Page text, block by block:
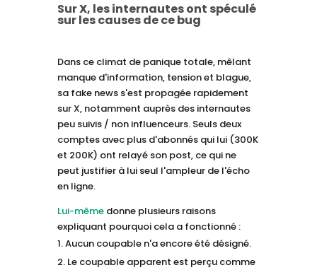
Sur X, les internautes ont spéculé
sur les causes de ce bug
Dans ce climat de panique totale, mêlant
manque d'information, tension et blague,
sa fake news s'est propagée rapidement
sur X, notamment auprès des internautes
peu suivis / non influenceurs. Seuls deux
comptes avec plus d'abonnés qui lui (300K
et 200K) ont relayé son post, ce qui ne
peut justifier à lui seul l'ampleur de l'écho
en ligne.
Lui-mêmedonne plusieurs raisons
expliquant pourquoi cela a fonctionné :
Aucun coupable n'a encore été désigné.
Le coupable apparent est perçu comme